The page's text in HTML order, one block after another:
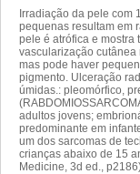
Irradiação da pele com
pequenas resultam em
pele é atrófica e
vascularização
mas pode haver
pigmento. Ulceração
úmidas.: pleomórfico,
adultos jovens;
predominante em
um dos sarcomas de
crianças abaixo de 15
Medicine, 3d ed.,